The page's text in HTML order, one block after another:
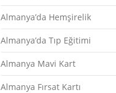
Almanya’da Hemşirelik
Almanya’da Tıp Eğitimi
Almanya Mavi Kart
Almanya Fırsat Kartı